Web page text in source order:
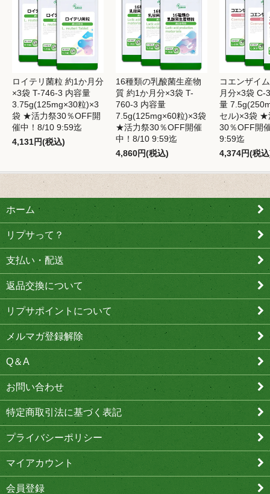
ロイテリ菌粒 約1か月分
×3袋 T-746-3 内容量
3.75g(125mg×30粒)×3
袋 ★活力祭30％OFF開
催中！8/10 9:59迄
4,131円(税込)
16種類の乳酸菌生産物
質 約1か月分×3袋 T-
760-3 内容量
7.5g(125mg×60粒)×3袋
★活力祭30％OFF開催
中！8/10 9:59迄
4,860円(税込)
コエンザイ
月分×3袋 C-
量
セル)×3袋 ★
30％OFF開
9:59迄
4,374円(税
ホーム
リプサって？
支払い・配送
返品交換について
リプサポイントについて
メルマガ登録解除
Q＆A
お問い合わせ
特定商取引法に基づく表記
プライバシーポリシー
マイアカウント
会員登録